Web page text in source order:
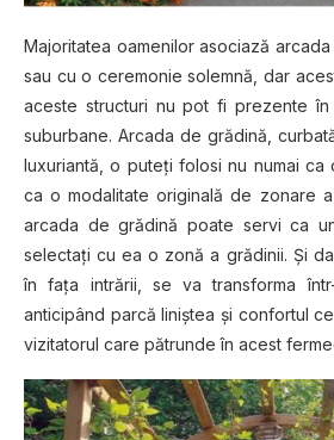
Majoritatea oamenilor asociază
sau cu o ceremonie solemnă, dar
aceste structuri nu pot fi prezente
suburbane. Arcada de grădină,
luxuriantă, o puteţi folosi nu numai
ca o modalitate originală de zonare a
arcada de grădină poate servi ca
selectaţi cu ea o zonă a grădinii. Şi
în faţa intrării, se va transforma
anticipând parcă liniştea şi confortul
vizitatorul care pătrunde în acest